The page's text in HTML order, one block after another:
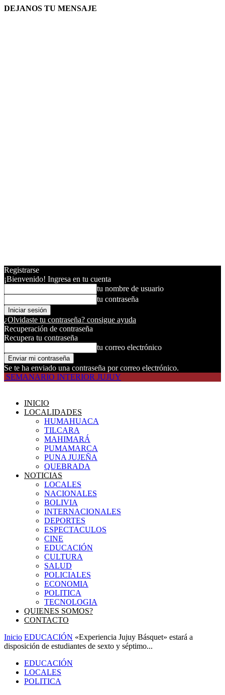
DEJANOS TU MENSAJE
Registrarse
¡Bienvenido! Ingresa en tu cuenta
tu nombre de usuario
tu contraseña
¿Olvidaste tu contraseña? consigue ayuda
Recuperación de contraseña
Recupera tu contraseña
tu correo electrónico
Se te ha enviado una contraseña por correo electrónico.
SEMANARIO INTERIOR JUJUY
INICIO
LOCALIDADES
HUMAHUACA
TILCARA
MAHIMARÁ
PUMAMARCA
PUNA JUJEÑA
QUEBRADA
NOTICIAS
LOCALES
NACIONALES
BOLIVIA
INTERNACIONALES
DEPORTES
ESPECTACULOS
CINE
EDUCACIÓN
CULTURA
SALUD
POLICIALES
ECONOMIA
POLITICA
TECNOLOGIA
QUIENES SOMOS?
CONTACTO
Inicio EDUCACIÓN «Experiencia Jujuy Básquet» estará a
disposición de estudiantes de sexto y séptimo...
EDUCACIÓN
LOCALES
POLITICA